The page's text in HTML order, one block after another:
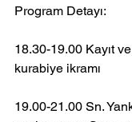
Program Detayı:
18.30-19.00 Kayıt
kurabiye ikramı
19.00-21.00 Sn.